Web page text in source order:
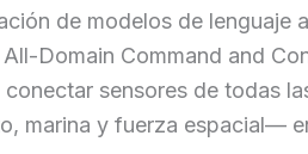
de modelos de lenguaje
Domain Command and
conectar sensores de todas
marina y fuerza espacial—